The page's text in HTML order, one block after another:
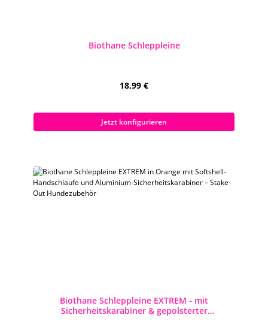
Biothane Schleppleine
Regulärer Preis:
18,99 €
Jetzt konfigurieren
Biothane Schleppleine EXTREM - mit
Sicherheitskarabiner & gepolsterter